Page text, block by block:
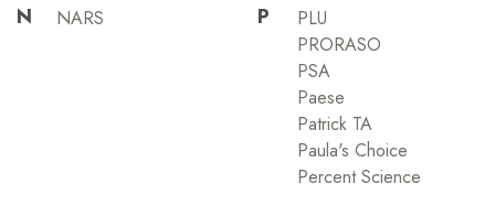
N NARS P
PLU
PRORASO
PSA
Paese
Patrick TA
Paula's Choice
Percent Science